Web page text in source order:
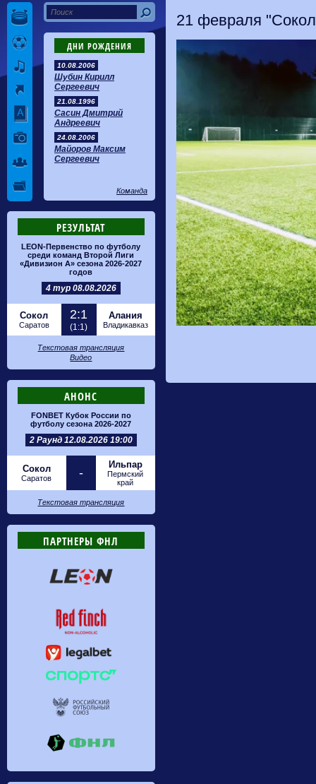
ДНИ РОЖДЕНИЯ
10.08.2006
Шубин Кирилл
Сергеевич
21.08.1996
Сасин Дмитрий
Андреевич
24.08.2006
Майоров Максим
Сергеевич
Команда
РЕЗУЛЬТАТ
LEON-Первенство по футболу
среди команд Второй Лиги
«Дивизион А» сезона 2026-2027
годов
4 тур 08.08.2026
Сокол
Саратов
2:1
(1:1)
Алания
Владикавказ
Текстовая трансляция
Видео
АНОНС
FONBET Кубок России по
футболу сезона 2026-2027
2 Раунд 12.08.2026 19:00
Сокол
Саратов -
Ильпар
Пермский
край
Текстовая трансляция
ПАРТНЕРЫ ФНЛ
21 февраля